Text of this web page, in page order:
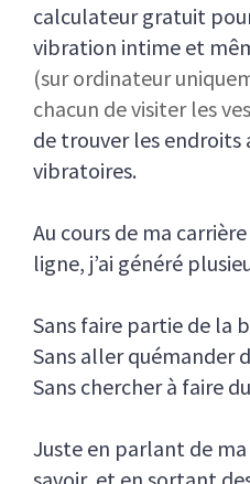
calculateur gratuit
vibration intime et
(sur ordinateur
chacun de visiter les
de trouver les endroits
vibratoires.
Au cours de ma
ligne, j’ai généré
Sans faire partie de la
Sans aller quémander
Sans chercher à faire
Juste en parlant de